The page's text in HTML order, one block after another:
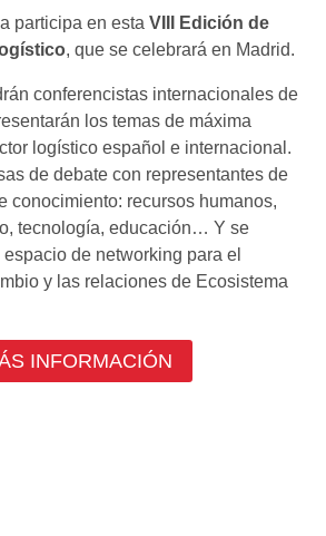
participa en esta VIII Edición de
, que se celebrará en Madrid.
conferencistas internacionales de
los temas de máxima
logístico español e internacional.
de debate con representantes de
conocimiento: recursos humanos,
tecnología, educación… Y se
de networking para el
y las relaciones de Ecosistema
INFORMACIÓN